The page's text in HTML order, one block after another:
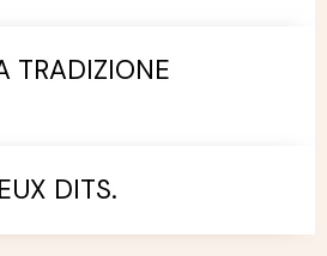
TRADIZIONE
DITS.